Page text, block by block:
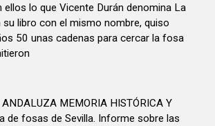
ellos lo que Vicente Durán denomina La
su libro con el mismo nombre, quiso
50 unas cadenas para cercar la fosa
MEMORIA HISTÓRICA Y
de fosas de Sevilla. Informe sobre las